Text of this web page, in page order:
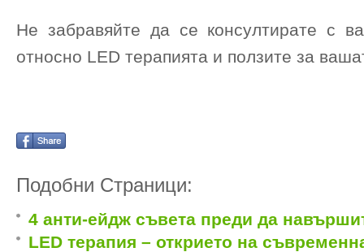
Не забравяйте да се консултирате с
относно LED терапията и ползите за
Подобни Страници:
4 анти-ейдж съвета преди да
LED терапия – открието на